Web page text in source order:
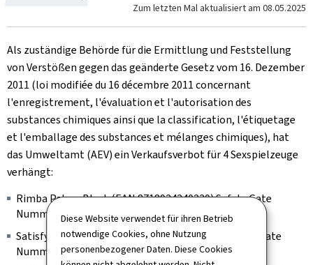
Diese Website verwendet für ihren Betrieb
notwendige Cookies, ohne Nutzung
personenbezogener Daten. Diese Cookies
Zum letzten Mal aktualisiert am 08.05.2025
Als zuständige Behörde für die Ermittlung und Feststellung
von Verstößen gegen das geänderte Gesetz vom 16. Dezember
2011 (loi modifiée du 16 décembre 2011 concernant
l'enregistrement, l'évaluation et l'autorisation des
substances chimiques ainsi que la classification, l'étiquetage
et l'emballage des substances et mélanges chimiques), hat
das Umweltamt (AEV) ein Verkaufsverbot für 4 Sexspielzeuge
verhängt:
Rimba Palma Black (EAN 8718924240229)Safety Gate
Nummer SR/01602/25
Satisfyer Love Breeze (EAN 4061504003450)
Safety Gate
Nummer SR/01651/25